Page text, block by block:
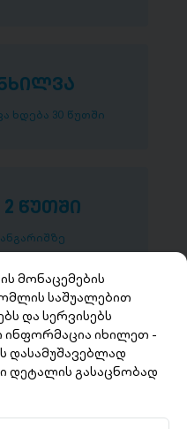
ხდება 30 წუთში
წუთში
მონაცემების
საშუალებით
და სერვისებს
იხილეთ -
დასამუშავებლად
დეტალის გასაცნობად